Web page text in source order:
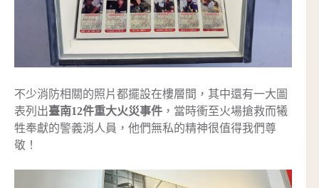
不少消防相關的照片都擺設在樓層間，其中還有一大圖
表列出臺南12件重大火災事件 ，當時衝至火場搶救而犧
牲奉獻的警義消人員，他們無私的精神很值得我們尊
敬！